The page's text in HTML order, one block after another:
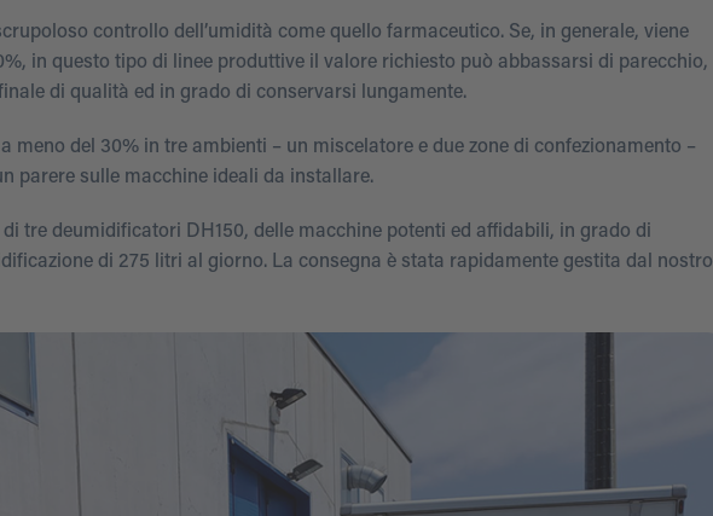
controllo dell’umidità come quello farmaceutico. Se, in generale, viene
in questo tipo di linee produttive il valore richiesto può abbassarsi di parecchio,
di qualità ed in grado di conservarsi lungamente.
meno del 30% in tre ambienti – un miscelatore e due zone di confezionamento –
parere sulle macchine ideali da installare.
tre deumidificatori DH150, delle macchine potenti ed affidabili, in grado di
di 275 litri al giorno. La consegna è stata rapidamente gestita dal nostro